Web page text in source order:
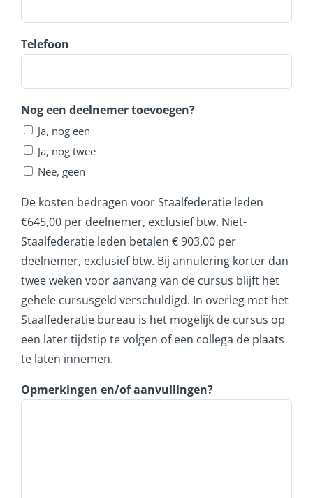
Telefoon
Nog een deelnemer toevoegen?
Ja, nog een
Ja, nog twee
Nee, geen
De kosten bedragen voor Staalfederatie leden
€645,00 per deelnemer, exclusief btw. Niet-
Staalfederatie leden betalen € 903,00 per
deelnemer, exclusief btw. Bij annulering korter dan
twee weken voor aanvang van de cursus blijft het
gehele cursusgeld verschuldigd. In overleg met het
Staalfederatie bureau is het mogelijk de cursus op
een later tijdstip te volgen of een collega de plaats
te laten innemen.
Opmerkingen en/of aanvullingen?